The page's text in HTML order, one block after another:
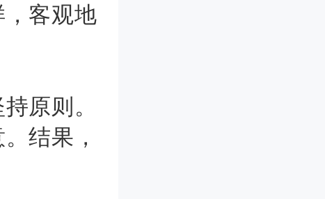
客观地
原则。
结果，